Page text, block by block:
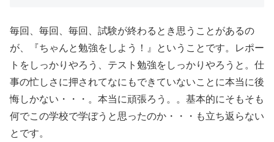
毎回、毎回、毎回、試験が終わるとき思うことがあるの
が、『ちゃんと勉強をしよう！』ということです。レポー
トをしっかりやろう、テスト勉強をしっかりやろうと。仕
事の忙しさに押されてなにもできていないことに本当に後
悔しかない・・・。本当に頑張ろう。。基本的にそもそも
何でこの学校で学ぼうと思ったのか・・・も立ち返らない
とです。